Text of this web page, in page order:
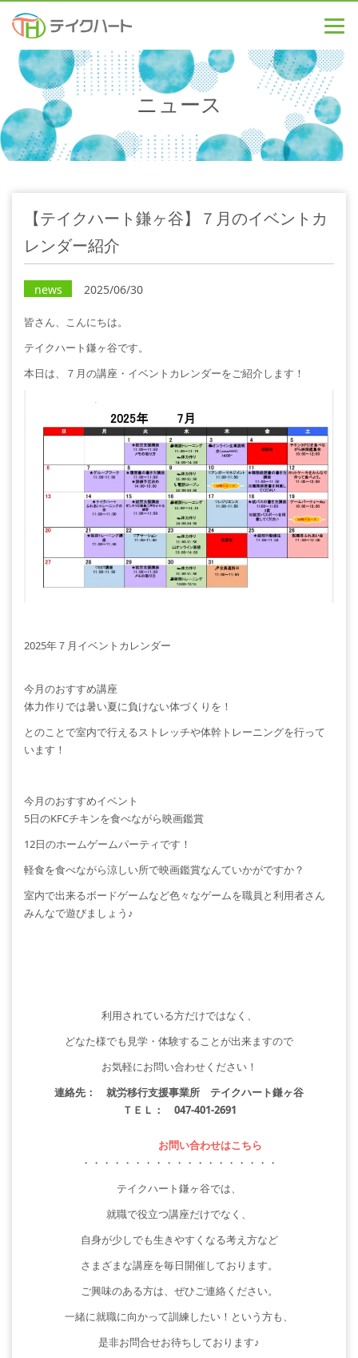
ニュース
【テイクハート鎌ヶ谷】７月のイベントカ
レンダー紹介
news 2025/06/30
皆さん、こんにちは。
テイクハート鎌ヶ谷です。
本日は、７月の講座・イベントカレンダーをご紹介します！
2025年７月イベントカレンダー
今月のおすすめ講座
体力作りでは暑い夏に負けない体づくりを！
とのことで室内で行えるストレッチや体幹トレーニングを行って
います！
今月のおすすめイベント
5日のKFCチキンを食べながら映画鑑賞
12日のホームゲームパーティです！
軽食を食べながら涼しい所で映画鑑賞なんていかがですか？
室内で出来るボードゲームなど色々なゲームを職員と利用者さん
みんなで遊びましょう♪
利用されている方だけではなく、
どなた様でも見学・体験することが出来ますので
お気軽にお問い合わせください！
連絡先： 就労移行支援事業所 テイクハート鎌ヶ谷
ＴＥＬ： 047-401-2691
お問い合わせはこちら
・・・・・・・・・・・・・・・・・・・
テイクハート鎌ヶ谷では、
就職で役立つ講座だけでなく、
自身が少しでも生きやすくなる考え方など
さまざまな講座を毎日開催しております。
ご興味のある方は、ぜひご連絡ください。
一緒に就職に向かって訓練したい！という方も、
是非お問合せお待ちしております♪